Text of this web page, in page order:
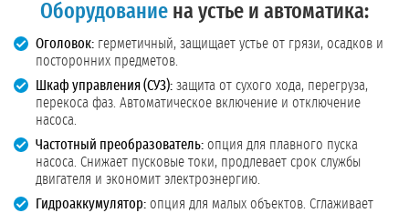
Оборудование на устье и автоматика:
Оголовок: герметичный, защищает устье от грязи, осадков и
посторонних предметов.
Шкаф управления (СУЗ): защита от сухого хода, перегруза,
перекоса фаз. Автоматическое включение и отключение
насоса.
Частотный преобразователь: опция для плавного пуска
насоса. Снижает пусковые токи, продлевает срок службы
двигателя и экономит электроэнергию.
Гидроаккумулятор: опция для малых объектов. Сглаживает